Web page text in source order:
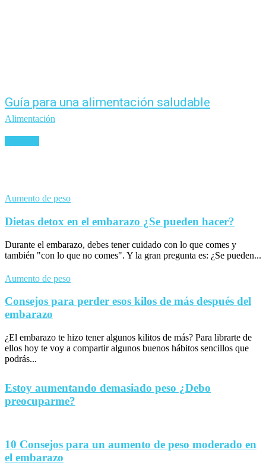
Guía para una alimentación saludable
Alimentación
Aumento de peso
Dietas detox en el embarazo ¿Se pueden hacer?
Durante el embarazo, debes tener cuidado con lo que comes y
también "con lo que no comes". Y la gran pregunta es: ¿Se pueden...
Aumento de peso
Consejos para perder esos kilos de más después del
embarazo
¿El embarazo te hizo tener algunos kilitos de más? Para librarte de
ellos hoy te voy a compartir algunos buenos hábitos sencillos que
podrás...
Estoy aumentando demasiado peso ¿Debo
preocuparme?
10 Consejos para un aumento de peso moderado en
el embarazo